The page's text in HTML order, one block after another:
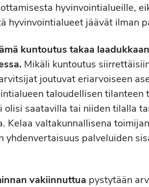
hyvinvointialueille,
hyvinvointialueet jäävät ilman
kuntoutus takaa
Mikäli kuntoutus
joutuvat eriarvoiseen
taloudellisen tilanteen
olisi saatavilla tai niiden tilalla
Kelaa valtakunnallisena
yhdenvertaisuus palveluiden
vakiinnuttua pystytään